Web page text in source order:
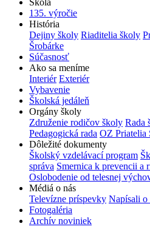
135. výročie
História
Dejiny školy Riaditelia školy
Šrobárke
Súčasnosť
Ako sa meníme
Interiér Exteriér
Vybavenie
Školská jedáleň
Orgány školy
Združenie rodičov školy Rada
Pedagogická rada OZ Priatelia
Dôležité dokumenty
Školský vzdelávací program
správa Smernica k prevencii a
Oslobodenie od telesnej
Médiá o nás
Televízne príspevky Napísali o
Fotogaléria
Archív noviniek